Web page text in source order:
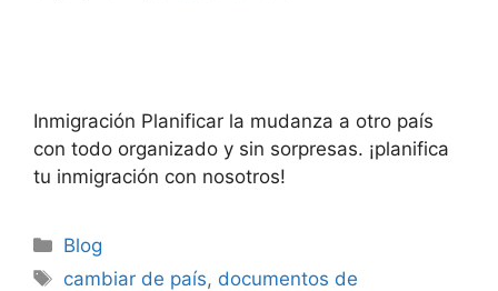
Inmigración Planificar la mudanza a otro país
con todo organizado y sin sorpresas. ¡planifica
tu inmigración con nosotros!
Blog
cambiar de país, documentos de